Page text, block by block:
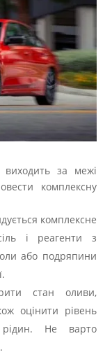
виходить за межі
комплексну
комплексне
і реагенти з
або подряпини
стан оливи,
оцінити рівень
рідин. Не варто